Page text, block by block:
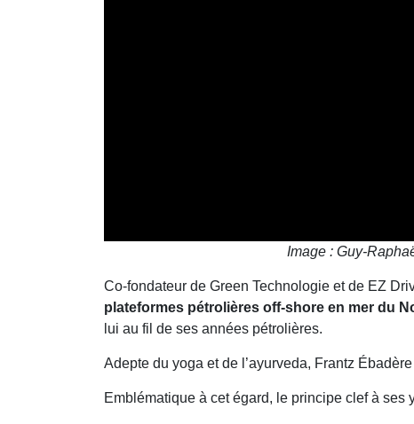
Image : Guy-
Co-fondateur de Green Technologie et de EZ
plateformes pétrolières off-shore en mer du
lui au fil de ses années pétrolières.
Adepte du yoga et de l’ayurveda, Frantz
Emblématique à cet égard, le principe clef à ses